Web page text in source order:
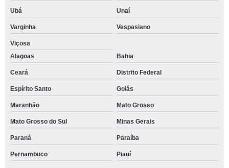
Ubá Unaí
Varginha Vespasiano
Viçosa
Alagoas
Bahia
Ceará Distrito Federal
Espírito Santo Goiás
Maranhão Mato Grosso
Mato Grosso do Sul Minas Gerais
Paraná Paraíba
Pernambuco Piauí